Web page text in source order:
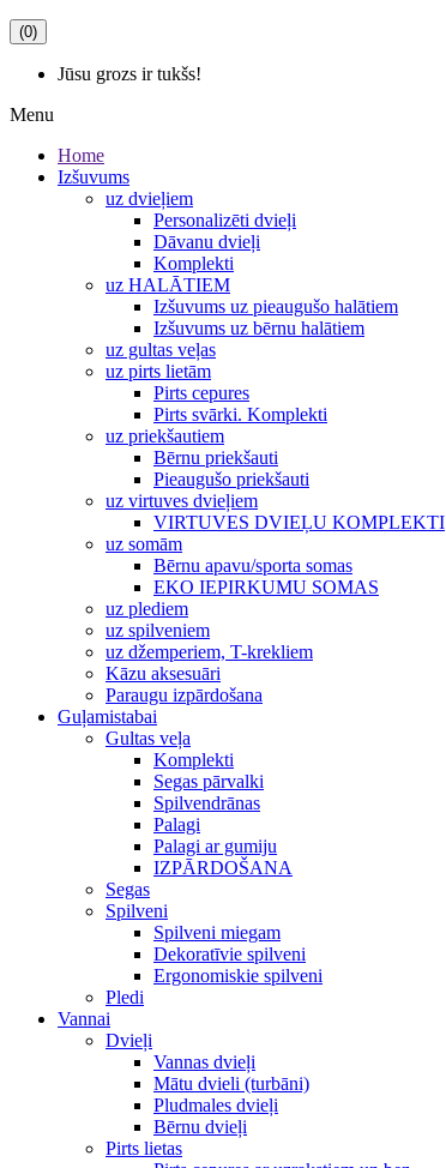
(0)
Jūsu grozs ir tukšs!
Menu
Home
Izšuvums
uz dvieļiem
Personalizēti dvieļi
Dāvanu dvieļi
Komplekti
uz HALĀTIEM
Izšuvums uz pieaugušo halātiem
Izšuvums uz bērnu halātiem
uz gultas veļas
uz pirts lietām
Pirts cepures
Pirts svārki. Komplekti
uz priekšautiem
Bērnu priekšauti
Pieaugušo priekšauti
uz virtuves dvieļiem
VIRTUVES DVIEĻU KOMPLEKTI
uz somām
Bērnu apavu/sporta somas
EKO IEPIRKUMU SOMAS
uz plediem
uz spilveniem
uz džemperiem, T-krekliem
Kāzu aksesuāri
Paraugu izpārdošana
Guļamistabai
Gultas veļa
Komplekti
Segas pārvalki
Spilvendrānas
Palagi
Palagi ar gumiju
IZPĀRDOŠANA
Segas
Spilveni
Spilveni miegam
Dekoratīvie spilveni
Ergonomiskie spilveni
Pledi
Vannai
Dvieļi
Vannas dvieļi
Mātu dvieli (turbāni)
Pludmales dvieļi
Bērnu dvieļi
Pirts lietas